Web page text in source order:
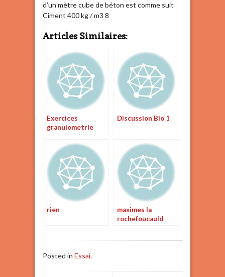
d’un mètre cube de béton est comme suit
Ciment 400 kg / m3 8
Articles Similaires:
Exercices
granulometrie
Discussion Bio 1
rien
maximes la
rochefoucauld
Posted in Essai.